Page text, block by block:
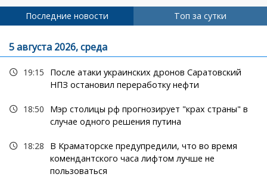
Последние новости Топ за сутки
5 августа 2026, среда
19:15
После атаки украинских дронов Саратовский
НПЗ остановил переработку нефти
18:50
Мэр столицы рф прогнозирует "крах страны" в
случае одного решения путина
18:28
В Краматорске предупредили, что во время
комендантского часа лифтом лучше не
пользоваться